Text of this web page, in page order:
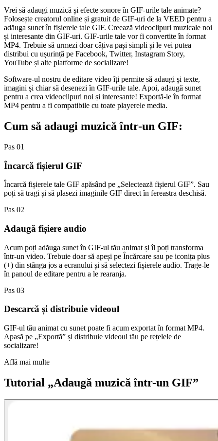
Vrei să adaugi muzică și efecte sonore în GIF-urile tale animate?
Folosește creatorul online și gratuit de GIF-uri de la VEED pentru a
adăuga sunet în fișierele tale GIF. Creează videoclipuri muzicale noi
și interesante din GIF-uri. GIF-urile tale vor fi convertite în format
MP4. Trebuie să urmezi doar câțiva pași simpli și le vei putea
distribui cu ușurință pe Facebook, Twitter, Instagram Story,
YouTube și alte platforme de socializare!
Software-ul nostru de editare video îți permite să adaugi și texte,
imagini și chiar să desenezi în GIF-urile tale. Apoi, adaugă sunet
pentru a crea videoclipuri noi și interesante! Exportă-le în format
MP4 pentru a fi compatibile cu toate playerele media.
Cum să adaugi muzică într-un GIF:
Pas 01
Încarcă fișierul GIF
Încarcă fișierele tale GIF apăsând pe „Selectează fișierul GIF”. Sau
poți să tragi și să plasezi imaginile GIF direct în fereastra deschisă.
Pas 02
Adaugă fișiere audio
Acum poți adăuga sunet în GIF-ul tău animat și îl poți transforma
într-un video. Trebuie doar să apeși pe Încărcare sau pe iconița plus
(+) din stânga jos a ecranului și să selectezi fișierele audio. Trage-le
în panoul de editare pentru a le rearanja.
Pas 03
Descarcă și distribuie videoul
GIF-ul tău animat cu sunet poate fi acum exportat în format MP4.
Apasă pe „Exportă” și distribuie videoul tău pe rețelele de
socializare!
Află mai multe
Tutorial „Adaugă muzică într-un GIF”